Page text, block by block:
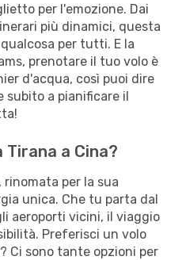
per l'emozione. Dai
più dinamici, questa
per tutti. E la
prenotare il tuo volo è
d'acqua, così puoi dire
subito a pianificare il
Tirana a Cina?
per la sua
unica. Che tu parta dal
aeroporti vicini, il viaggio
Preferisci un volo
Ci sono tante opzioni per